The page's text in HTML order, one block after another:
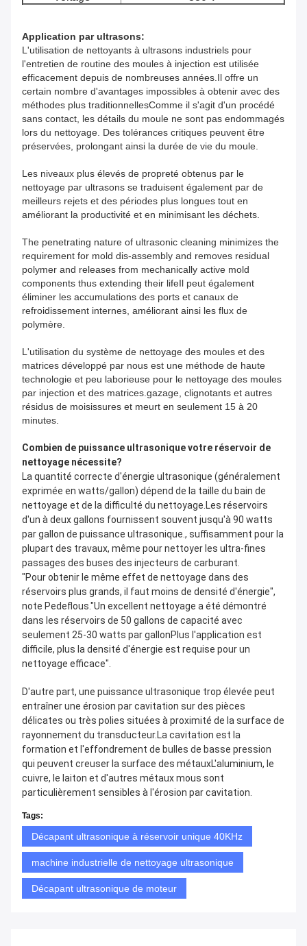
Application par ultrasons:
L'utilisation de nettoyants à ultrasons industriels pour
l'entretien de routine des moules à injection est utilisée
efficacement depuis de nombreuses années.Il offre un
certain nombre d'avantages impossibles à obtenir avec des
méthodes plus traditionnellesComme il s'agit d'un procédé
sans contact, les détails du moule ne sont pas endommagés
lors du nettoyage. Des tolérances critiques peuvent être
préservées, prolongant ainsi la durée de vie du moule.
Les niveaux plus élevés de propreté obtenus par le
nettoyage par ultrasons se traduisent également par de
meilleurs rejets et des périodes plus longues tout en
améliorant la productivité et en minimisant les déchets.
The penetrating nature of ultrasonic cleaning minimizes the
requirement for mold dis-assembly and removes residual
polymer and releases from mechanically active mold
components thus extending their lifeIl peut également
éliminer les accumulations des ports et canaux de
refroidissement internes, améliorant ainsi les flux de
polymère.
L'utilisation du système de nettoyage des moules et des
matrices développé par nous est une méthode de haute
technologie et peu laborieuse pour le nettoyage des moules
par injection et des matrices.gazage, clignotants et autres
résidus de moisissures et meurt en seulement 15 à 20
minutes.
Combien de puissance ultrasonique votre réservoir de
nettoyage nécessite?
La quantité correcte d'énergie ultrasonique (généralement
exprimée en watts/gallon) dépend de la taille du bain de
nettoyage et de la difficulté du nettoyage.Les réservoirs
d'un à deux gallons fournissent souvent jusqu'à 90 watts
par gallon de puissance ultrasonique., suffisamment pour la
plupart des travaux, même pour nettoyer les ultra-fines
passages des buses des injecteurs de carburant.
"Pour obtenir le même effet de nettoyage dans des
réservoirs plus grands, il faut moins de densité d'énergie",
note Pedeflous."Un excellent nettoyage a été démontré
dans les réservoirs de 50 gallons de capacité avec
seulement 25-30 watts par gallonPlus l'application est
difficile, plus la densité d'énergie est requise pour un
nettoyage efficace".
D'autre part, une puissance ultrasonique trop élevée peut
entraîner une érosion par cavitation sur des pièces
délicates ou très polies situées à proximité de la surface de
rayonnement du transducteur.La cavitation est la
formation et l'effondrement de bulles de basse pression
qui peuvent creuser la surface des métauxL'aluminium, le
cuivre, le laiton et d'autres métaux mous sont
particulièrement sensibles à l'érosion par cavitation.
Tags:
Décapant ultrasonique à réservoir unique 40KHz
machine industrielle de nettoyage ultrasonique
Décapant ultrasonique de moteur